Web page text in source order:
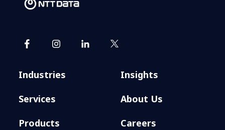
Industries
Services
Products
Insights
About Us
Careers